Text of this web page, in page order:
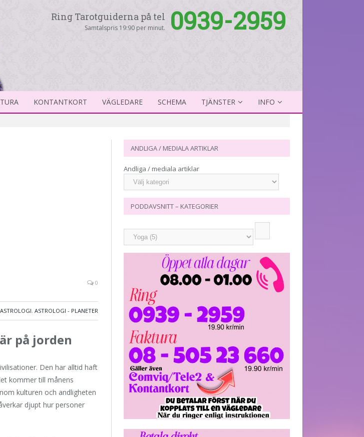
Ring Tarotguiderna på tel
Samtalspris 19:90 per minut. 0939-2959
KONTANTKORT VÄGLEDARE SCHEMA TJÄNSTER INFO
0
ASTROLOGI,ASTROLOGI - PLANETER
på jorden
Den har alltid haft
kommer till månens
kulturen och andligheten
djupt hur personer
ANDLIGA / MEDIALA ARTIKLAR
Andliga / mediala artiklar
PODDAVSNITT – KATEGORIER